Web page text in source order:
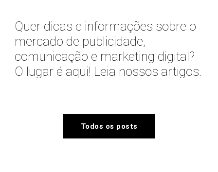
Quer dicas e informações sobre o
mercado de publicidade,
comunicação e marketing digital?
O lugar é aqui! Leia nossos artigos.
Todos os posts